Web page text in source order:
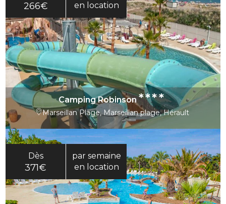
266€
en location
Camping Robinson****
Marseillan Plage, Marseillan plage, Hérault
Dès
371€
par semaine
en location